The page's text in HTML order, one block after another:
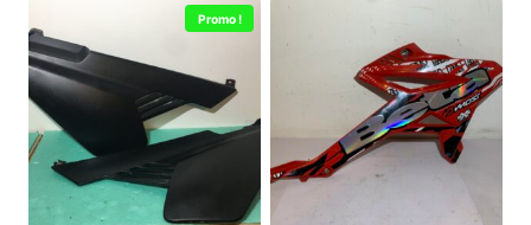
Promo !